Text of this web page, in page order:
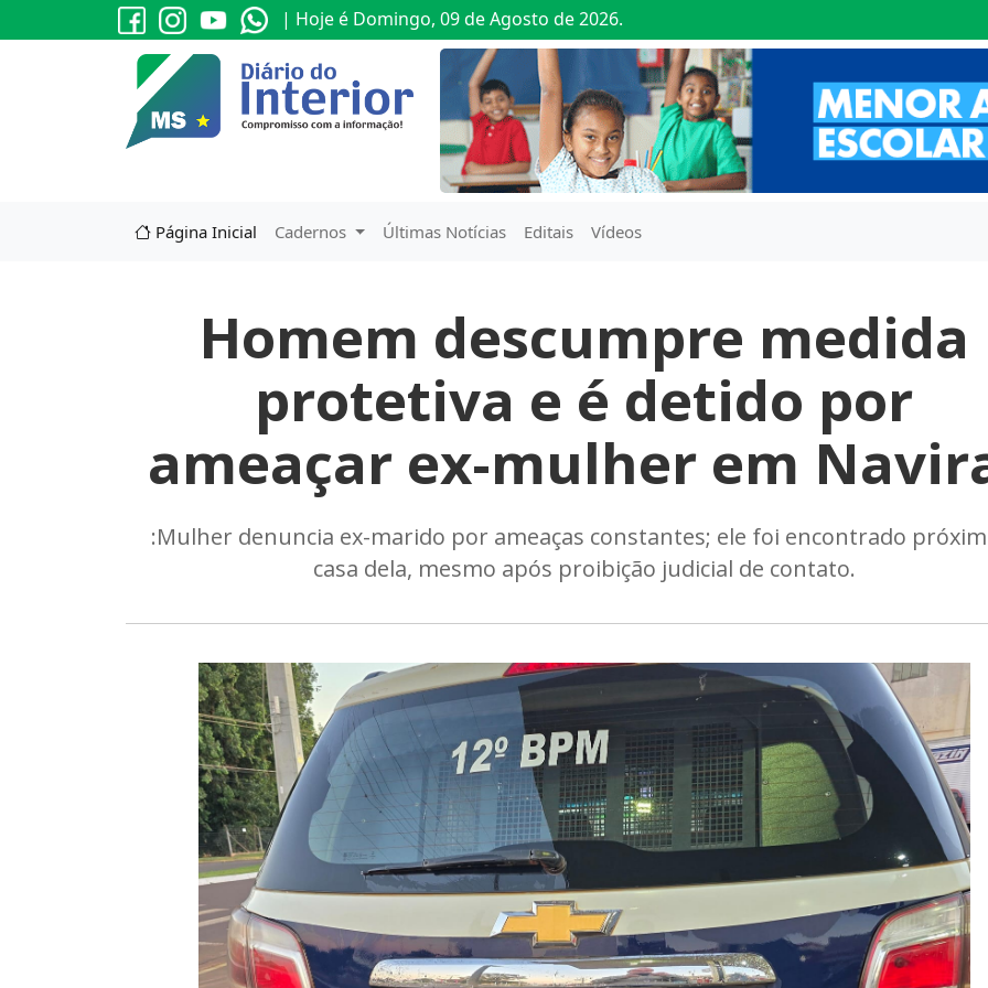
| Hoje é Domingo, 09 de Agosto de 2026.
Página Inicial Cadernos Últimas Notícias Editais Vídeos
Homem descumpre medida
protetiva e é detido por
ameaçar ex-mulher em
:Mulher denuncia ex-marido por ameaças constantes; ele foi encontrado
casa dela, mesmo após proibição judicial de contato.